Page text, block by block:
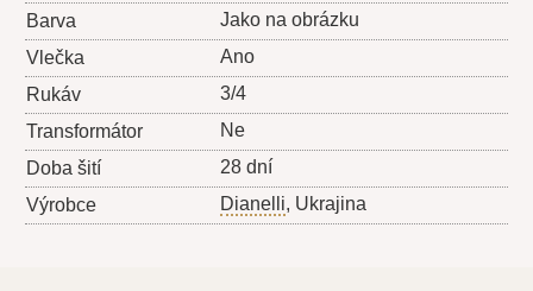
Barva
Jako na obrázku
Vlečka
Ano
Rukáv
3/4
Transformátor
Ne
Doba šití
28 dní
Výrobce
Dianelli, Ukrajina